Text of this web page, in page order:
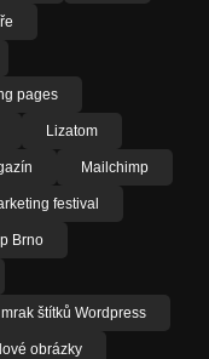
pages
Lizatom
Mailchimp
festival
Brno
mrak štítků Wordpress
obrázky